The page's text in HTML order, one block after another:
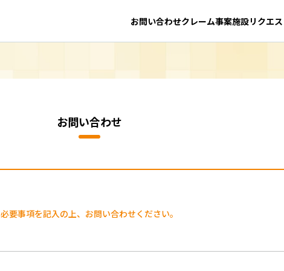
お問い合わせクレーム事案施設リクエ
お問い合わせ
必要事項を記入の上、お問い合わせください。